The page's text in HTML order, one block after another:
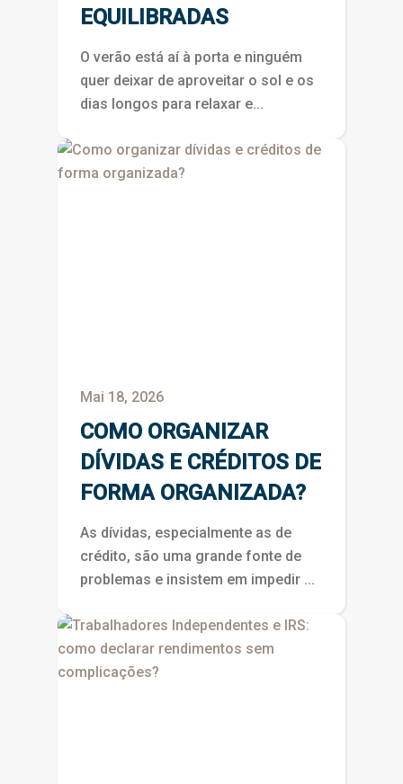
EQUILIBRADAS
O verão está aí à porta e ninguém
quer deixar de aproveitar o sol e os
dias longos para relaxar e...
Mai 18, 2026
COMO ORGANIZAR
DÍVIDAS E CRÉDITOS DE
FORMA ORGANIZADA?
As dívidas, especialmente as de
crédito, são uma grande fonte de
problemas e insistem em impedir ...